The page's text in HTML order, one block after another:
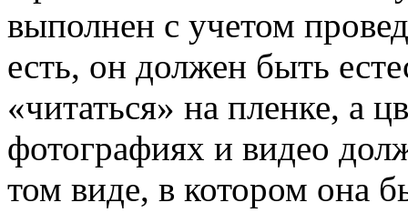
выполнен с учетом
есть, он должен быть
«читаться» на пленке, а
фотографиях и видео
том виде, в котором она